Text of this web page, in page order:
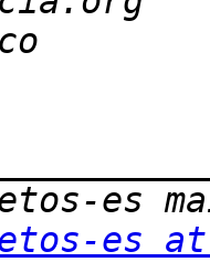
es